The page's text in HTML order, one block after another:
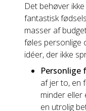
Det behøver
fantastisk
masser af
føles personlige
idéer, der ikke
Personlige
af jer to, en
minder
en utrolig